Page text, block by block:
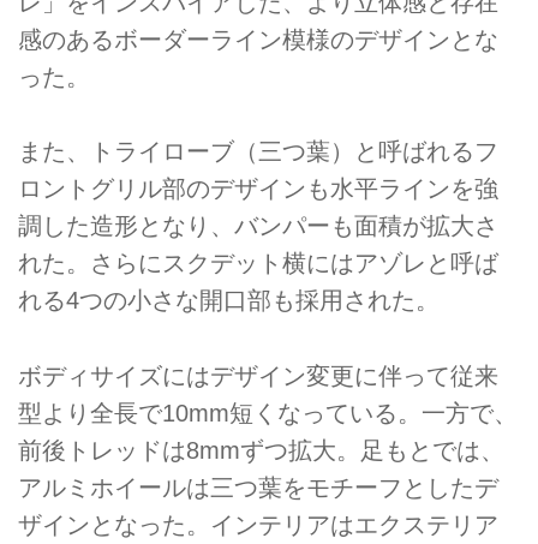
感のあるボーダーライン模様のデザインとな
った。
また、トライローブ（三つ葉）と呼ばれるフ
ロントグリル部のデザインも水平ラインを強
調した造形となり、バンパーも面積が拡大さ
れた。さらにスクデット横にはアゾレと呼ば
れる4つの小さな開口部も採用された。
ボディサイズにはデザイン変更に伴って従来
型より全長で10mm短くなっている。一方で、
前後トレッドは8mmずつ拡大。足もとでは、
アルミホイールは三つ葉をモチーフとしたデ
ザインとなった。インテリアはエクステリア